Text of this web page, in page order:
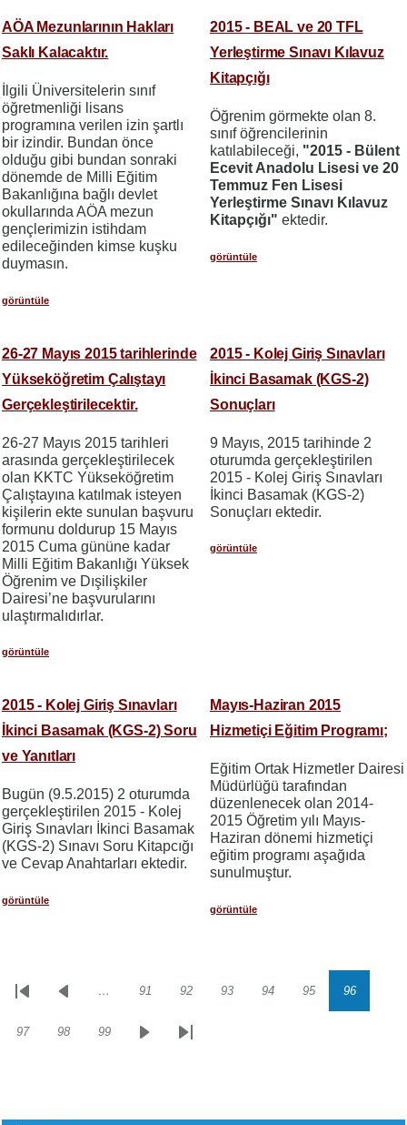
AÖA Mezunlarının Hakları
Saklı Kalacaktır.
İlgili Üniversitelerin sınıf
öğretmenliği lisans
programına verilen izin şartlı
bir izindir. Bundan önce
olduğu gibi bundan sonraki
dönemde de Milli Eğitim
Bakanlığına bağlı devlet
okullarında AÖA mezun
gençlerimizin istihdam
edileceğinden kimse kuşku
duymasın.
görüntüle
2015 - BEAL ve 20 TFL
Yerleştirme Sınavı Kılavuz
Kitapçığı
Öğrenim görmekte olan 8.
sınıf öğrencilerinin
katılabileceği, "2015 - Bülent
Ecevit Anadolu Lisesi ve 20
Temmuz Fen Lisesi
Yerleştirme Sınavı Kılavuz
Kitapçığı" ektedir.
görüntüle
26-27 Mayıs 2015 tarihlerinde
Yükseköğretim Çalıştayı
Gerçekleştirilecektir.
26-27 Mayıs 2015 tarihleri
arasında gerçekleştirilecek
olan KKTC Yükseköğretim
Çalıştayına katılmak isteyen
kişilerin ekte sunulan başvuru
formunu doldurup 15 Mayıs
2015 Cuma gününe kadar
Milli Eğitim Bakanlığı Yüksek
Öğrenim ve Dışilişkiler
Dairesi’ne başvurularını
ulaştırmalıdırlar.
görüntüle
2015 - Kolej Giriş Sınavları
İkinci Basamak (KGS-2)
Sonuçları
9 Mayıs, 2015 tarihinde 2
oturumda gerçekleştirilen
2015 - Kolej Giriş Sınavları
İkinci Basamak (KGS-2)
Sonuçları ektedir.
görüntüle
2015 - Kolej Giriş Sınavları
İkinci Basamak (KGS-2) Soru
ve Yanıtları
Bugün (9.5.2015) 2 oturumda
gerçekleştirilen 2015 - Kolej
Giriş Sınavları İkinci Basamak
(KGS-2) Sınavı Soru Kitapcığı
ve Cevap Anahtarları ektedir.
görüntüle
Mayıs-Haziran 2015
Hizmetiçi Eğitim Programı;
Eğitim Ortak Hizmetler Dairesi
Müdürlüğü tarafından
düzenlenecek olan 2014-
2015 Öğretim yılı Mayıs-
Haziran dönemi hizmetiçi
eğitim programı aşağıda
sunulmuştur.
görüntüle
Sayfalama
İlk
Önceki… Sayfa
91 Sayfa
92 Sayfa
93 Sayfa
94 Sayfa
95 Sayfa
96
Sayfa
97 Sayfa
98 Sayfa
99
SonrakiSon